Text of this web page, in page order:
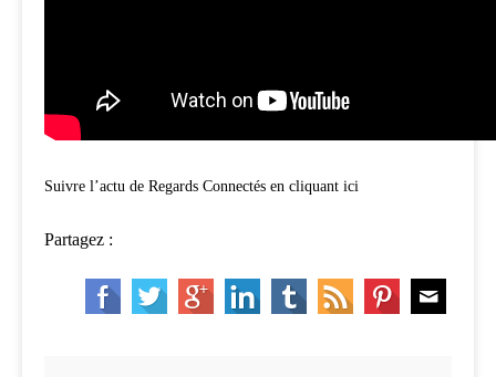
Suivre l’actu de Regards Connectés en cliquant ici
Partagez :